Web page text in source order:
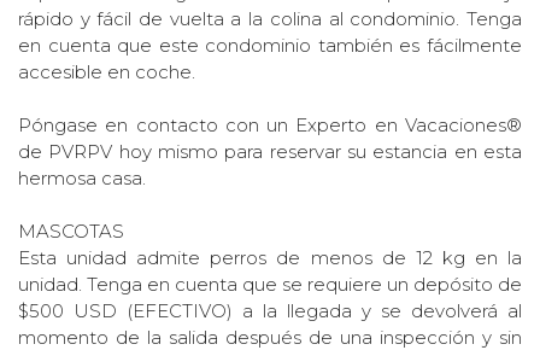
rápido y fácil de vuelta a la colina al condominio. Tenga
en cuenta que este condominio también es fácilmente
accesible en coche.
Póngase en contacto con un Experto en Vacaciones®
de PVRPV hoy mismo para reservar su estancia en esta
hermosa casa.
MASCOTAS
Esta unidad admite perros de menos de 12 kg en la
unidad. Tenga en cuenta que se requiere un depósito de
$500 USD (EFECTIVO) a la llegada y se devolverá al
momento de la salida después de una inspección y sin